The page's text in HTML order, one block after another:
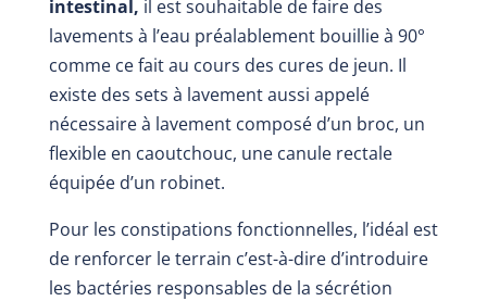
intestinal, il est souhaitable de faire des
lavements à l’eau préalablement bouillie à 90°
comme ce fait au cours des cures de jeun. Il
existe des sets à lavement aussi appelé
nécessaire à lavement composé d’un broc, un
flexible en caoutchouc, une canule rectale
équipée d’un robinet.
Pour les constipations fonctionnelles, l’idéal est
de renforcer le terrain c’est-à-dire d’introduire
les bactéries responsables de la sécrétion